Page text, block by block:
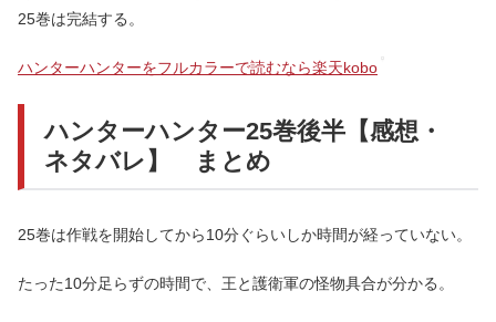
25巻は完結する。
ハンターハンターをフルカラーで読むなら楽天kobo
ハンターハンター25巻後半【感想・
ネタバレ】 まとめ
25巻は作戦を開始してから10分ぐらいしか時間が経っていない。
たった10分足らずの時間で、王と護衛軍の怪物具合が分かる。